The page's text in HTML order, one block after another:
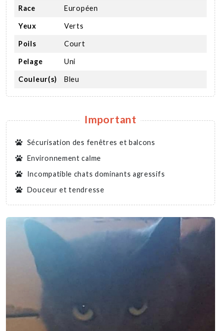
Race Européen
Yeux Verts
Poils Court
Pelage Uni
Couleur(s) Bleu
Important
Sécurisation des fenêtres et balcons
Environnement calme
Incompatible chats dominants agressifs
Douceur et tendresse